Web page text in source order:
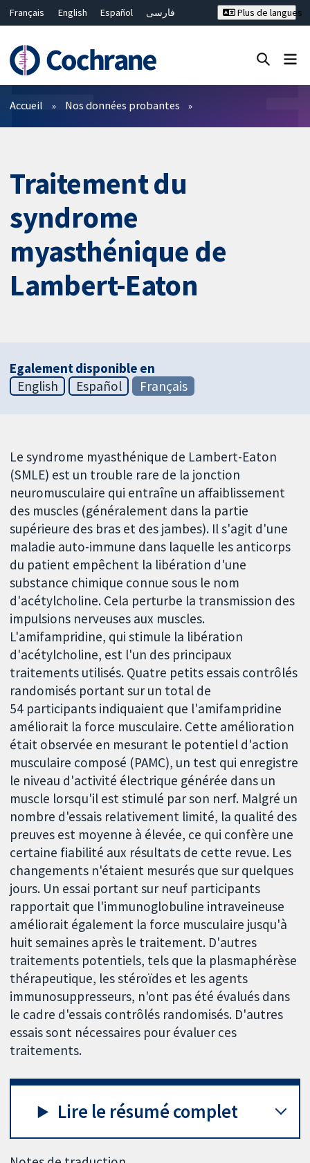
Français English Español
فارسی
Bahasa Malaysia
ไทย
繁體中文
简体中文
Plus de langues
Filtres
Accueil Nos données probantes
Traitement du
syndrome
myasthénique de
Lambert-Eaton
Egalement disponible en
English
Español Français
Le syndrome myasthénique de Lambert-Eaton
(SMLE) est un trouble rare de la jonction
neuromusculaire qui entraîne un affaiblissement
des muscles (généralement dans la partie
supérieure des bras et des jambes). Il s'agit d'une
maladie auto-immune dans laquelle les anticorps
du patient empêchent la libération d'une
substance chimique connue sous le nom
d'acétylcholine. Cela perturbe la transmission des
impulsions nerveuses aux muscles.
L'amifampridine, qui stimule la libération
d'acétylcholine, est l'un des principaux
traitements utilisés. Quatre petits essais contrôlés
randomisés portant sur un total de
54 participants indiquaient que l'amifampridine
améliorait la force musculaire. Cette amélioration
était observée en mesurant le potentiel d'action
musculaire composé (PAMC), un test qui enregistre
le niveau d'activité électrique générée dans un
muscle lorsqu'il est stimulé par son nerf. Malgré un
nombre d'essais relativement limité, la qualité des
preuves est moyenne à élevée, ce qui confère une
certaine fiabilité aux résultats de cette revue. Les
changements n'étaient mesurés que sur quelques
jours. Un essai portant sur neuf participants
rapportait que l'immunoglobuline intraveineuse
améliorait également la force musculaire jusqu'à
huit semaines après le traitement. D'autres
traitements potentiels, tels que la plasmaphérèse
thérapeutique, les stéroïdes et les agents
immunosuppresseurs, n'ont pas été évalués dans
le cadre d'essais contrôlés randomisés. D'autres
essais sont nécessaires pour évaluer ces
traitements.
Lire le résumé complet